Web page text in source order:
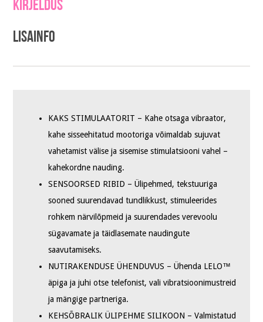
Kirjeldus
Lisainfo
KAKS STIMULAATORIT – Kahe otsaga vibraator,
kahe sisseehitatud mootoriga võimaldab sujuvat
vahetamist välise ja sisemise stimulatsiooni vahel –
kahekordne nauding.
SENSOORSED RIBID – Ülipehmed, tekstuuriga
sooned suurendavad tundlikkust, stimuleerides
rohkem närvilõpmeid ja suurendades verevoolu
sügavamate ja täidlasemate naudingute
saavutamiseks.
NUTIRAKENDUSE ÜHENDUVUS – Ühenda LELO™
äpiga ja juhi otse telefonist, vali vibratsioonimustreid
ja mängige partneriga.
KEHSÕBRALIK ÜLIPEHME SILIKOON – Valmistatud